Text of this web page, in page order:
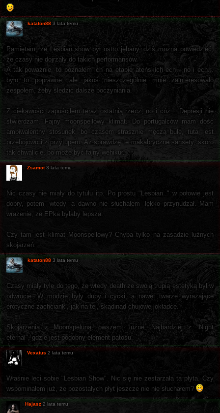
kataton88 3 lata temu
Pamiętam, że Lesbian show był ostro jebany, dziś można powiedzieć,
że czasy nie dojrzały do takich performansów.
A tak poważnie, to poznałem ich na etapie ateńskich ech - no i ech...
było to poprawne, ale jakoś nieszczególnie mnie zainteresowało
zespołem, żeby śledzić dalsze poczyniania.
Z ciekawości zapuściłem teraz ostatnią rzecz, no i cóż... Depresji nie
stwierdzam. Fajny moonspellowy klimat. Do portugalców mam dość
ambiwalentny stosunek, bo czasem strasznie męczą bułę, tutaj jest
przebojowo i z przytupem. Aż sprawdzę te makabryczne sansety, skoro
tak chwalicie, bo może być fajny wehikuł.
Zsamot 3 lata temu
Nic czasy nie miały do tytułu itp. Po prostu "Lesbian.." w połowie jest
dobry, potem- wtedy- a dawno nie słuchałem- lekko przynudzał. Mam
wrażenie, że EPka byłaby lepsza.
Czy tam jest klimat Moonspellowy? Chyba tylko na zasadzie luźnych
skojarzeń.
kataton88 3 lata temu
Czasy miały tyle do tego, że wtedy death ze swoją trupią estetyką był w
odwrocie. W modzie były dupy i cycki, a nawet twarze wyrażające
erotyczne zachcianki, jak na tej, skądinąd chujowej okładce.
Skojarzenia z Moonspeluną, owszem, luźne. Najbardziej z "Night
eternal", gdzie jest podobny element patosu.
Vexatus 2 lata temu
Właśnie leci sobie "Lesbian Show". Nic się nie zestarzała ta płyta. Czy
wspominałem już, że pozostałych płyt jeszcze nie nie słuchałem?
Hajasz 2 lata temu